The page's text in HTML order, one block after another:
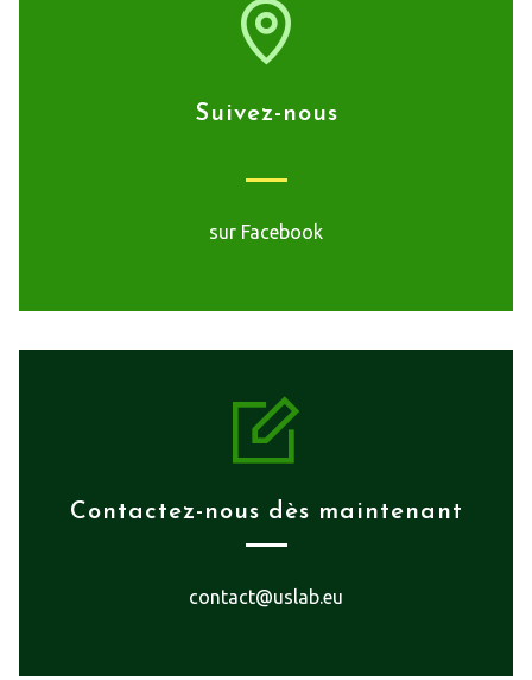
Suivez-nous
sur Facebook
Contactez-nous dès maintenant
contact@uslab.eu